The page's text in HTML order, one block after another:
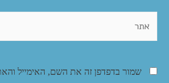
שמור בדפדפן זה את השם, האימייל